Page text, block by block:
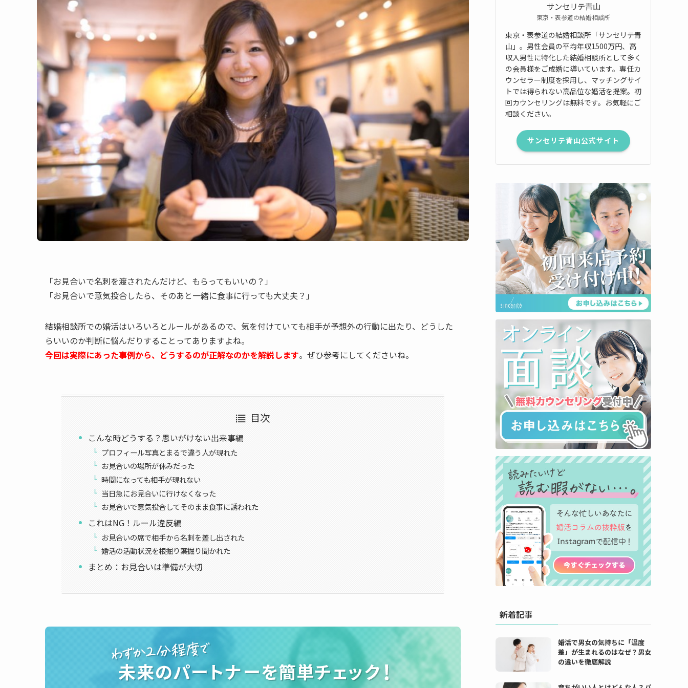
「お見合いで名刺を渡されたんだけど、もらってもいいの？」
「お見合いで意気投合したら、そのあと一緒に食事に行っても大丈夫？」
結婚相談所での婚活はいろいろとルールがあるので、気を付けていても相手が予想外の行動に出たり、どうした
らいいのか判断に悩んだりすることってありますよね。
今回は実際にあった事例から、どうするのが正解なのかを解説します。ぜひ参考にしてくださいね。
目次
こんな時どうする？思いがけない出来事編
プロフィール写真とまるで違う人が現れた
お見合いの場所が休みだった
時間になっても相手が現れない
当日急にお見合いに行けなくなった
お見合いで意気投合してそのまま食事に誘われた
これはNG！ルール違反編
お見合いの席で相手から名刺を差し出された
婚活の活動状況を根掘り葉掘り聞かれた
まとめ：お見合いは準備が大切
サンセリテ青山
東京・表参道の結婚相談所
東京・表参道の結婚相談所「サンセリテ青
山」。男性会員の平均年収1500万円、高
収入男性に特化した結婚相談所として多く
の会員様をご成婚に導いています。専任カ
ウンセラー制度を採用し、マッチングサイ
トでは得られない高品位な婚活を提案。初
回カウンセリングは無料です。お気軽にご
相談ください。
サンセリテ青山公式サイト
新着記事
婚活で男女の気持ちに「温度
差」が生まれるのはなぜ？男女
の違いを徹底解説